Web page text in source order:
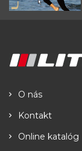
O nás
Kontakt
Online katalóg